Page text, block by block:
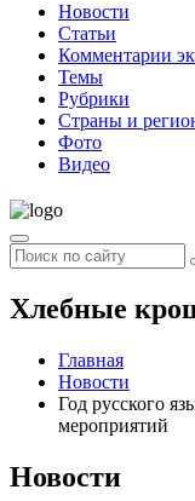
Новости
Статьи
Комментарии
Темы
Рубрики
Страны и
Фото
Видео
Хлебные
Главная
Новости
Год русского
мероприятий
Новости